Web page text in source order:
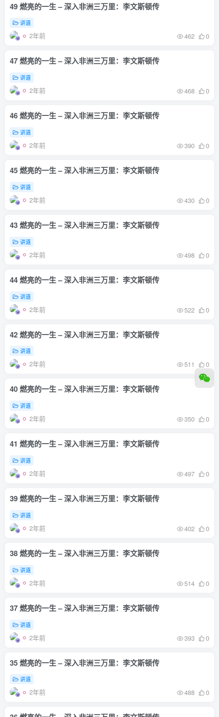
49 燃亮的一生 – 深入非洲三万里：李文斯顿传
讲道
2年前 462 0
47 燃亮的一生 – 深入非洲三万里：李文斯顿传
讲道
2年前 468 0
46 燃亮的一生 – 深入非洲三万里：李文斯顿传
讲道
2年前 390 0
45 燃亮的一生 – 深入非洲三万里：李文斯顿传
讲道
2年前 430 0
43 燃亮的一生 – 深入非洲三万里：李文斯顿传
讲道
2年前 498 0
44 燃亮的一生 – 深入非洲三万里：李文斯顿传
讲道
2年前 522 0
42 燃亮的一生 – 深入非洲三万里：李文斯顿传
讲道
2年前 511 0
40 燃亮的一生 – 深入非洲三万里：李文斯顿传
讲道
2年前 350 0
41 燃亮的一生 – 深入非洲三万里：李文斯顿传
讲道
2年前 497 0
39 燃亮的一生 – 深入非洲三万里：李文斯顿传
讲道
2年前 402 0
38 燃亮的一生 – 深入非洲三万里：李文斯顿传
讲道
2年前 514 0
37 燃亮的一生 – 深入非洲三万里：李文斯顿传
讲道
2年前 393 0
35 燃亮的一生 – 深入非洲三万里：李文斯顿传
讲道
2年前 488 0